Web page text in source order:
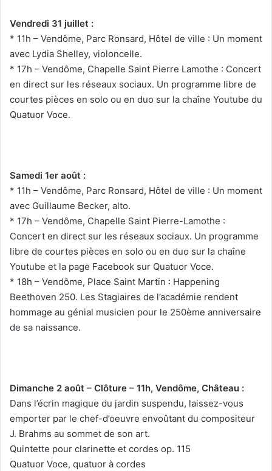
Vendredi 31 juillet :
* 11h – Vendôme, Parc Ronsard, Hôtel de ville : Un moment
avec Lydia Shelley, violoncelle.
* 17h – Vendôme, Chapelle Saint Pierre Lamothe : Concert
en direct sur les réseaux sociaux. Un programme libre de
courtes pièces en solo ou en duo sur la chaîne Youtube du
Quatuor Voce.
Samedi 1er août :
* 11h – Vendôme, Parc Ronsard, Hôtel de ville : Un moment
avec Guillaume Becker, alto.
* 17h – Vendôme, Chapelle Saint Pierre-Lamothe :
Concert en direct sur les réseaux sociaux. Un programme
libre de courtes pièces en solo ou en duo sur la chaîne
Youtube et la page Facebook sur Quatuor Voce.
* 18h – Vendôme, Place Saint Martin : Happening
Beethoven 250. Les Stagiaires de l’académie rendent
hommage au génial musicien pour le 250ème anniversaire
de sa naissance.
Dimanche 2 août – Clôture – 11h, Vendôme, Château :
Dans l’écrin magique du jardin suspendu, laissez-vous
emporter par le chef-d’oeuvre envoûtant du compositeur
J. Brahms au sommet de son art.
Quintette pour clarinette et cordes op. 115
Quatuor Voce, quatuor à cordes